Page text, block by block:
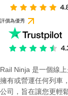
評價為優秀
Rail Ninja 是一個線
擁有或營運任何列車
公司，旨在讓您更輕